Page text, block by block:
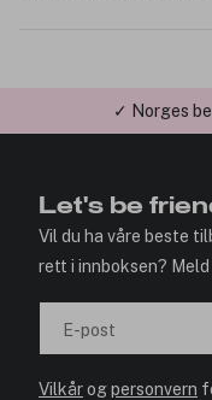
✓ Årets
Let's be
Vil du ha våre beste
rett i innboksen?
E-post
Vilkårogpersonvern